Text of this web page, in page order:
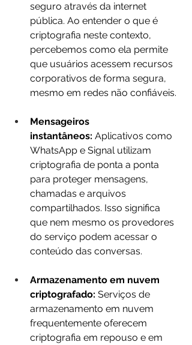
seguro através da internet
pública. Ao entender o que é
criptografia neste contexto,
percebemos como ela permite
que usuários acessem recursos
corporativos de forma segura,
mesmo em redes não confiáveis.
Mensageiros
instantâneos: Aplicativos como
WhatsApp e Signal utilizam
criptografia de ponta a ponta
para proteger mensagens,
chamadas e arquivos
compartilhados. Isso significa
que nem mesmo os provedores
do serviço podem acessar o
conteúdo das conversas.
Armazenamento em nuvem
criptografado: Serviços de
armazenamento em nuvem
frequentemente oferecem
criptografia em repouso e em